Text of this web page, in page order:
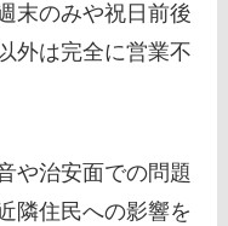
末のみや祝日前後
外は完全に営業不
や治安面での問題
隣住民への影響を